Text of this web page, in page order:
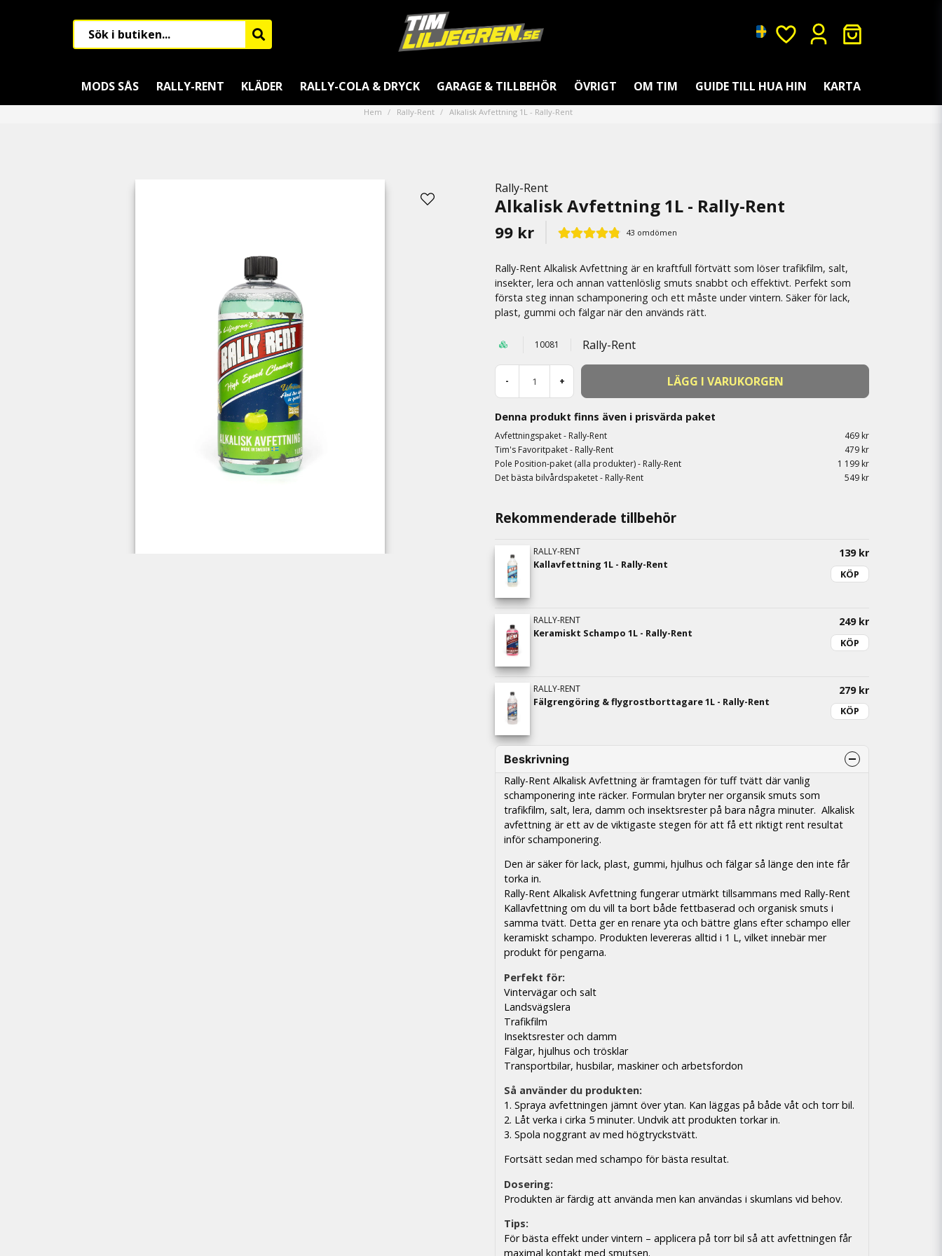
MODS SÅS RALLY-RENT KLÄDER RALLY-COLA & DRYCK GARAGE & TILLBEHÖR ÖVRIGT OM TIM GUIDE TILL HUA HIN KARTA
Hem Rally-Rent Alkalisk Avfettning 1L - Rally-Rent
Rally-Rent
Alkalisk Avfettning 1L - Rally-Rent
99 kr 43 omdömen
Rally-Rent Alkalisk Avfettning är en kraftfull förtvätt som löser trafikfilm, salt,
insekter, lera och annan vattenlöslig smuts snabbt och effektivt. Perfekt som
första steg innan schamponering och ett måste under vintern. Säker för lack,
plast, gummi och fälgar när den används rätt.
10081 Rally-Rent
- + LÄGG I VARUKORGEN
Denna produkt finns även i prisvärda paket
Avfettningspaket - Rally-Rent
469 kr
Tim's Favoritpaket - Rally-Rent
479 kr
Pole Position-paket (alla produkter) - Rally-Rent
1 199 kr
Det bästa bilvårdspaketet - Rally-Rent
549 kr
Rekommenderade tillbehör
RALLY-RENT
Kallavfettning 1L - Rally-Rent
139 kr
KÖP
RALLY-RENT
Keramiskt Schampo 1L - Rally-Rent
249 kr
KÖP
RALLY-RENT
Fälgrengöring & flygrostborttagare 1L - Rally-Rent
279 kr
KÖP
Beskrivning
Rally-Rent Alkalisk Avfettning är framtagen för tuff tvätt där vanlig
schamponering inte räcker. Formulan bryter ner organsik smuts som
trafikfilm, salt, lera, damm och insektsrester på bara några minuter. Alkalisk
avfettning är ett av de viktigaste stegen för att få ett riktigt rent resultat
inför schamponering.
Den är säker för lack, plast, gummi, hjulhus och fälgar så länge den inte får
torka in.
Rally-Rent Alkalisk Avfettning fungerar utmärkt tillsammans med Rally-Rent
Kallavfettning om du vill ta bort både fettbaserad och organisk smuts i
samma tvätt. Detta ger en renare yta och bättre glans efter schampo eller
keramiskt schampo. Produkten levereras alltid i 1 L, vilket innebär mer
produkt för pengarna.
Perfekt för:
Vintervägar och salt
Landsvägslera
Trafikfilm
Insektsrester och damm
Fälgar, hjulhus och trösklar
Transportbilar, husbilar, maskiner och arbetsfordon
Så använder du produkten:
1. Spraya avfettningen jämnt över ytan. Kan läggas på både våt och torr bil.
2. Låt verka i cirka 5 minuter. Undvik att produkten torkar in.
3. Spola noggrant av med högtryckstvätt.
Fortsätt sedan med schampo för bästa resultat.
Dosering:
Produkten är färdig att använda men kan användas i skumlans vid behov.
Tips:
För bästa effekt under vintern – applicera på torr bil så att avfettningen får
maximal kontakt med smutsen.